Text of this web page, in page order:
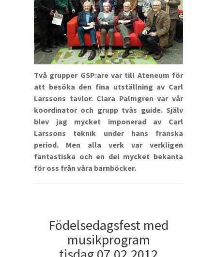
Två grupper GSP:are var till Ateneum för
att besöka den fina utställning av Carl
Larssons tavlor. Clara Palmgren var vår
koordinator och grupp tvås guide. Själv
blev jag mycket imponerad av Carl
Larssons teknik under hans franska
period. Men alla verk var verkligen
fantastiska och en del mycket bekanta
för oss från våra barnböcker.
Födelsedagsfest med
musikprogram